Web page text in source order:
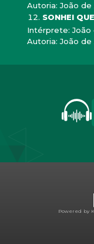
Autoria: João de
SONHEI
Intérprete: João
Autoria: João de
Powered by